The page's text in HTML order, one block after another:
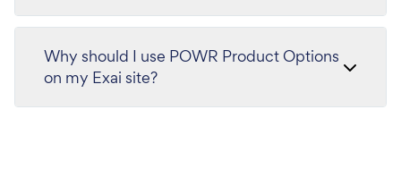
Why should I use POWR Product Options
on my Exai site?